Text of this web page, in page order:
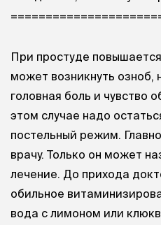
При простуде
может возникнуть озноб,
головная боль и чувство
этом случае надо
постельный режим.
врачу. Только он может
лечение. До прихода
обильное
вода с лимоном или